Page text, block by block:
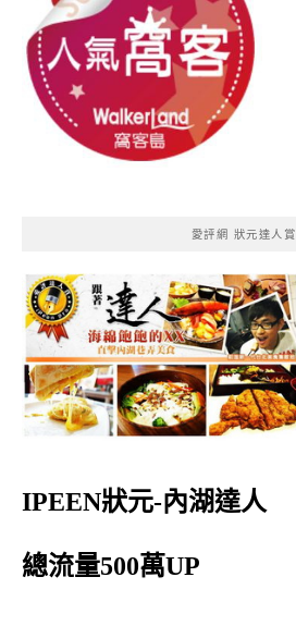
愛評網 狀元達人賞
IPEEN狀元-內湖達人
總流量500萬UP